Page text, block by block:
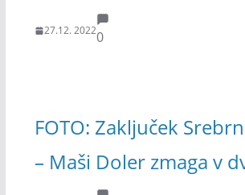
27.12. 20220
FOTO: Zaključek
– Maši Doler zmaga v